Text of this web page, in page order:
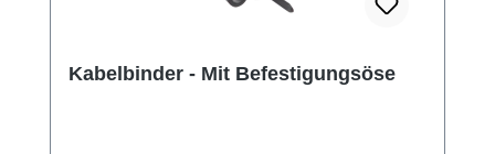
Kabelbinder - Mit Befestigungsöse